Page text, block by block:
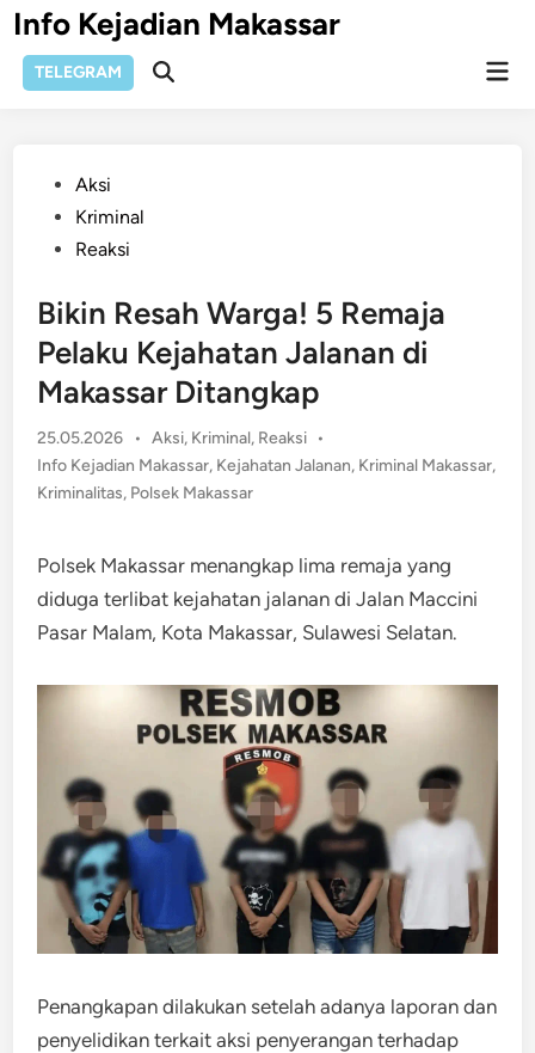
Skip
to
content
Info Kejadian Makassar
TELEGRAM
Open
PostedAksi
Kriminal
Reaksi
Bikin Resah Warga! 5 Remaja
Pelaku Kejahatan Jalanan di
Makassar Ditangkap
25.05.2026 • Posted
in
Aksi, Kriminal, Reaksi •
Info Kejadian Makassar, Kejahatan Jalanan, Kriminal Makassar,
Kriminalitas, Polsek Makassar
Polsek Makassar menangkap lima remaja yang
diduga terlibat kejahatan jalanan di Jalan Maccini
Pasar Malam, Kota Makassar, Sulawesi Selatan.
Penangkapan dilakukan setelah adanya laporan dan
penyelidikan terkait aksi penyerangan terhadap